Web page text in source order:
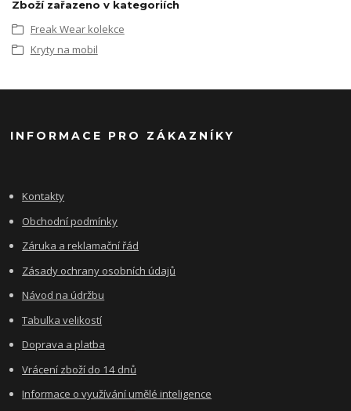
Zboží zařazeno v kategoriích
Freak Wear kolekce
Kryty na mobil
INFORMACE PRO ZÁKAZNÍKY
Kontakty
Obchodní podmínky
Záruka a reklamační řád
Zásady ochrany osobních údajů
Návod na údržbu
Tabulka velikostí
Doprava a platba
Vrácení zboží do 14 dnů
Informace o využívání umělé inteligence